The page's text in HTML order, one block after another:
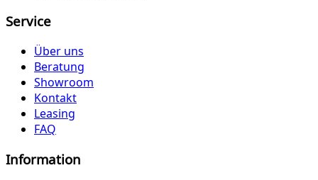
Service
Über uns
Beratung
Showroom
Kontakt
Leasing
FAQ
Information